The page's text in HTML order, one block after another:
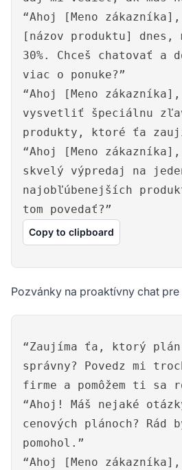
“Ahoj [Meno
[názov produktu] dnes,
30%. Chceš chatovať a
viac o ponuke?”
“Ahoj [Meno
vysvetliť špeciálnu
produkty, ktoré ťa
“Ahoj [Meno zákazníka],
skvelý výpredaj na
najobľúbenejších
tom povedať?”
Copy to clipboard
Pozvánky na proaktívny chat
“Zaujíma ťa, ktorý
správny? Povedz mi
firme a pomôžem ti sa
“Ahoj! Máš nejaké
cenových plánoch? Rád
pomohol.”
“Ahoj [Meno